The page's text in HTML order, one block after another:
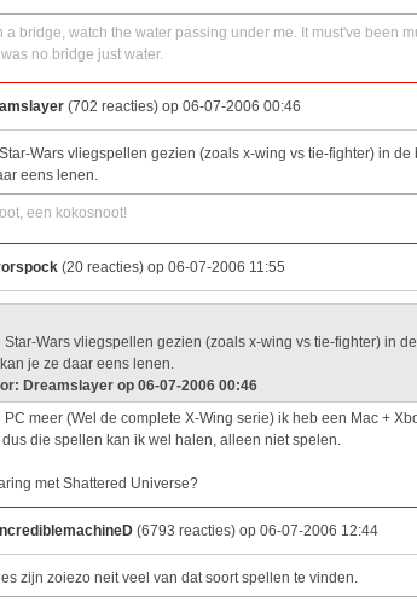
a bridge, watch the water passing under me. It must've been
no bridge just water.
(702 reacties) op 06-07-2006 00:46
Star-Wars vliegspellen gezien (zoals x-wing vs tie-fighter) in de
eens lenen.
een kokosnoot!
(20 reacties) op 06-07-2006 11:55
Star-Wars vliegspellen gezien (zoals x-wing vs tie-fighter) in
je ze daar eens lenen.
Dreamslayer op 06-07-2006 00:46
meer (Wel de complete X-Wing serie) ik heb een Mac +
dus die spellen kan ik wel halen, alleen niet spelen.
met Shattered Universe?
(6793 reacties) op 06-07-2006 12:44
zijn zoiezo neit veel van dat soort spellen te vinden.